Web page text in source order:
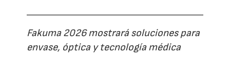
Fakuma 2026 mostrará soluciones para
envase, óptica y tecnología médica